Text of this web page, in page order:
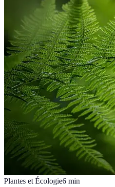
Plantes et Écologie6 min